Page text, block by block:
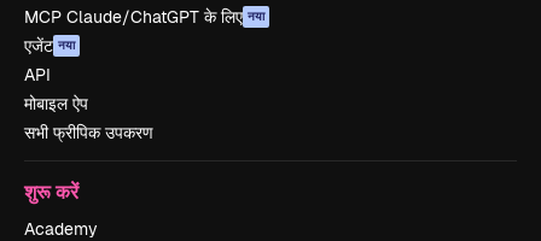
MCP Claude/ChatGPT के लिए नया
एजेंट नया
API
मोबाइल ऐप
सभी फ्रीपिक उपकरण
शुरू करें
Academy